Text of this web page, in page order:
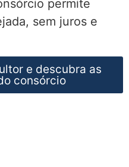
permite
sem juros e
e descubra as
consórcio